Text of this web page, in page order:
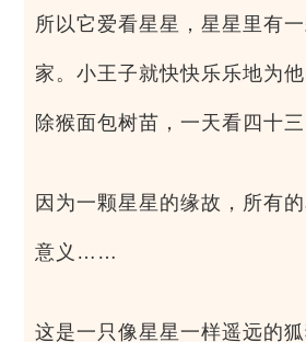
所以它爱看星星，星星里有
家。小王子就快快乐乐地为
除猴面包树苗，一天看四十
因为一颗星星的缘故，所有
意义……
这是一只像星星一样遥远的狐